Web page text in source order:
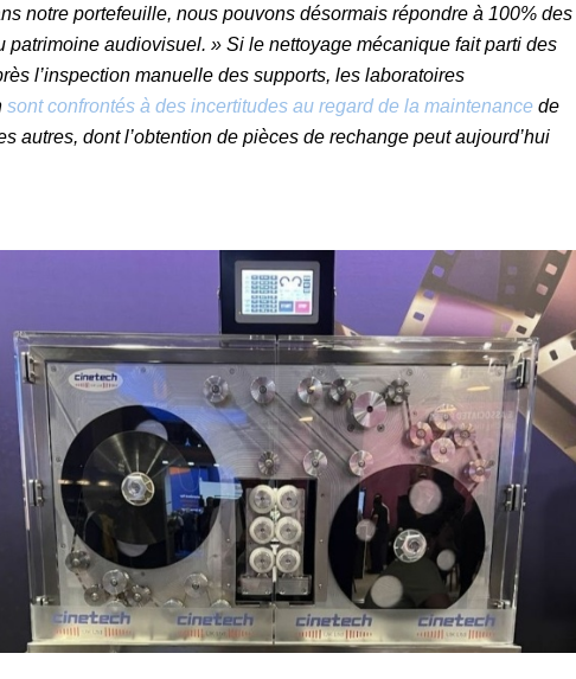
notre portefeuille, nous pouvons désormais répondre à 100% des
audiovisuel. » Si le nettoyage mécanique fait parti des
l’inspection manuelle des supports, les laboratoires
sont confrontés à des incertitudes au regard de la maintenance de
autres, dont l’obtention de pièces de rechange peut aujourd’hui